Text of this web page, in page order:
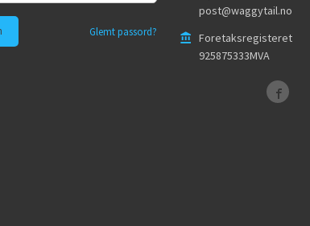
Glemt passord?
post@waggytail.no
Foretaksregisteret
925875333MVA